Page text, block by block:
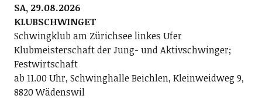
SA, 29.08.2026
KLUBSCHWINGET
Schwingklub am Zürichsee linkes Ufer
Klubmeisterschaft der Jung- und Aktivschwinger;
Festwirtschaft
ab 11.00 Uhr, Schwinghalle Beichlen, Kleinweidweg 9,
8820 Wädenswil